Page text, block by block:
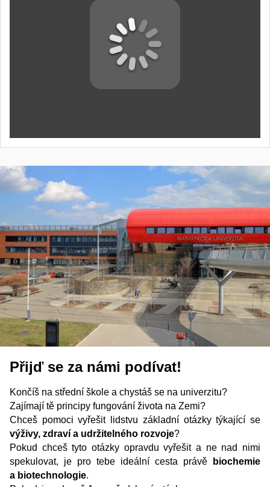
Přijď se za námi podívat!​
Končíš na střední škole a chystáš se na univerzitu?
Zajímají tě principy fungování života na Zemi?
Chceš pomoci vyřešit lidstvu základní otázky týkající se
výživy, zdraví a udržitelného rozvoje?
Pokud chceš tyto otázky opravdu vyřešit a ne nad nimi
spekulovat, je pro tebe ideální cesta právě
biochemie
a biotechnologie.